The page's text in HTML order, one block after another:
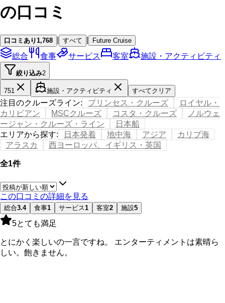
の口コミ
口コミあり1,768 すべて Future Cruise
総合 食事 サービス 客室 施設・アクティビティ
絞り込み2
751 施設・アクティビティ すべてクリア
注目のクルーズライン: プリンセス・クルーズ
ロイヤル・
カリビアン
MSCクルーズ コスタ・クルーズ
ノルウェ
ージャン・クルーズ・ライン
日本船
エリアから探す: 日本発着 地中海 アジア
カリブ海
アラスカ
西ヨーロッパ、イギリス・英国
全1件
この口コミの詳細を見る
総合3.4 食事1 サービス1 客室2 施設5
5とても満足
とにかく楽しいの一言ですね。 エンターティメントは素晴ら
しい。飽きません。